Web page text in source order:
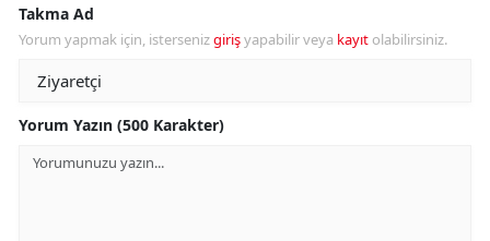
Takma Ad
Yorum yapmak için, istersenizgirişyapabilir veya kayıt olabilirsiniz.
Yorum Yazın (500 Karakter)